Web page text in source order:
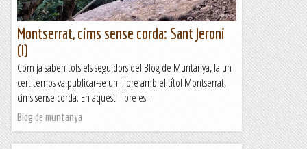
Montserrat, cims sense corda: Sant Jeroni
(I)
Com ja saben tots els seguidors del Blog de Muntanya, fa un
cert temps va publicar-se un llibre amb el títol Montserrat,
cims sense corda. En aquest llibre es...
Blog de muntanya